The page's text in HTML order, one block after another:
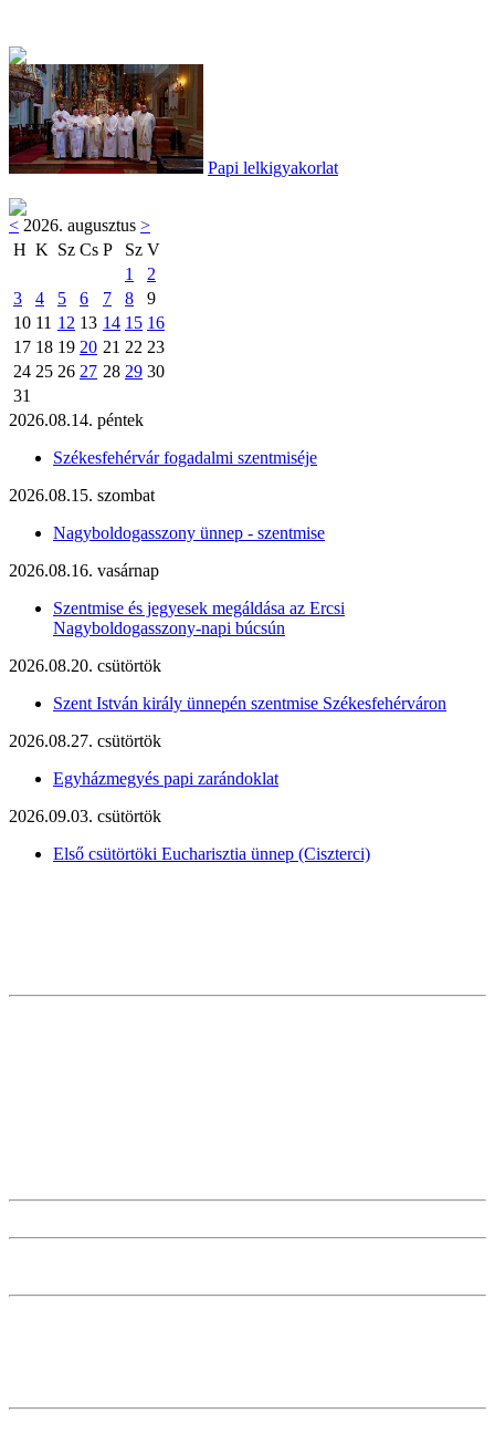
Papi lelkigyakorlat
< 2026. augusztus >
H K Sz Cs P Sz V
1
2
3
4 5 6 7 8
9
10 11 12 13 14 15 16
17 18 19 20 21 22 23
24 25 26 27 28 29 30
31
2026.08.14. péntek
Székesfehérvár fogadalmi szentmiséje
2026.08.15. szombat
Nagyboldogasszony ünnep - szentmise
2026.08.16. vasárnap
Szentmise és jegyesek megáldása az Ercsi
Nagyboldogasszony-napi búcsún
2026.08.20. csütörtök
Szent István király ünnepén szentmise Székesfehérváron
2026.08.27. csütörtök
Egyházmegyés papi zarándoklat
2026.09.03. csütörtök
Első csütörtöki Eucharisztia ünnep (Ciszterci)